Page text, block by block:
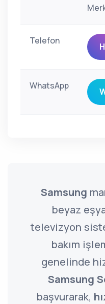
Telefon
WhatsApp
Samsung
beyaz
televizyon
bakım
genelinde
Samsung
başvurarak,